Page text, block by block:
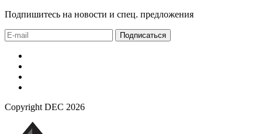
Подпишитесь на новости и спец. предложения
Подписаться
Copyright DEC 2026